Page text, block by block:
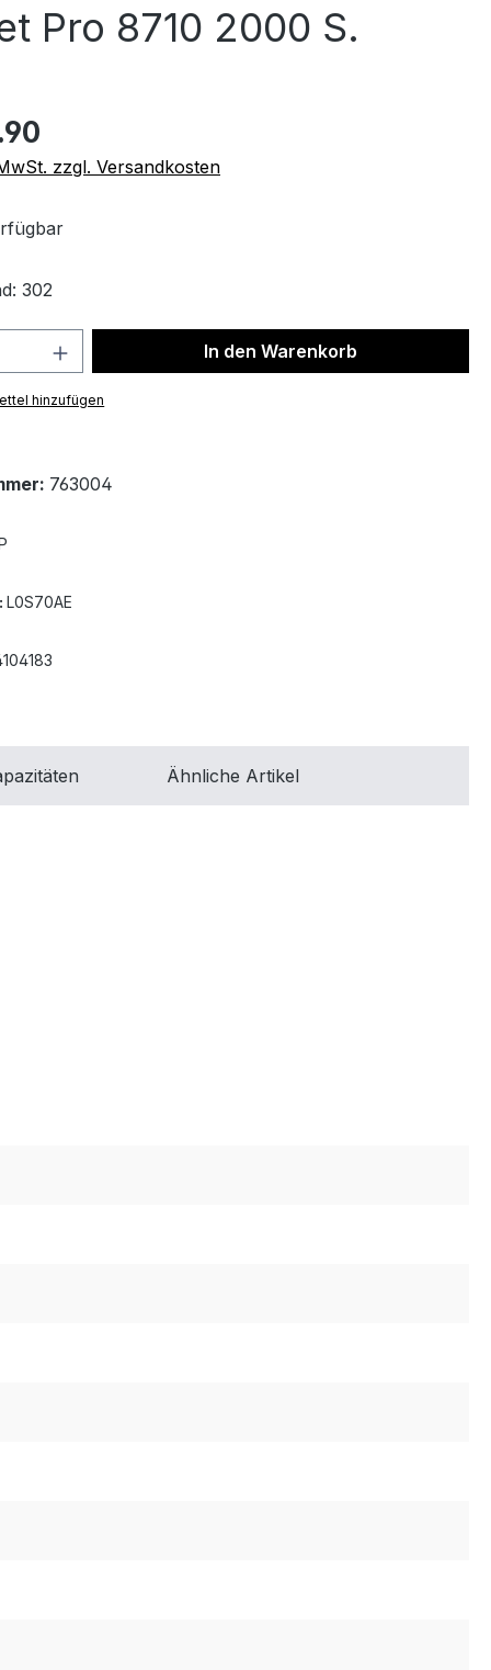
Pro 8710 2000 S.
zzgl. Versandkosten
302
Anzahl: Gib den gewünschten Wert
In den Warenkorb
hinzufügen
763004
L0S70AE
Ähnliche Artikel